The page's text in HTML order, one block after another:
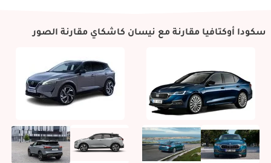
سكودا أوكتافيا مقارنة مع نيسان كاشكاي مقارنة الصور